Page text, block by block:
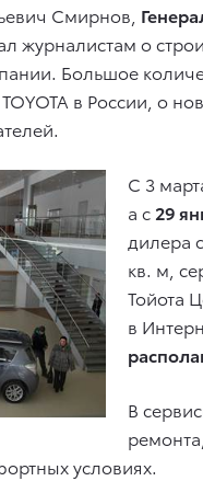
Смирнов,
журналистам о
Большое
в России, о
С 3
а с 29
дилера
кв. м,
Тойота
в
В
условиях.